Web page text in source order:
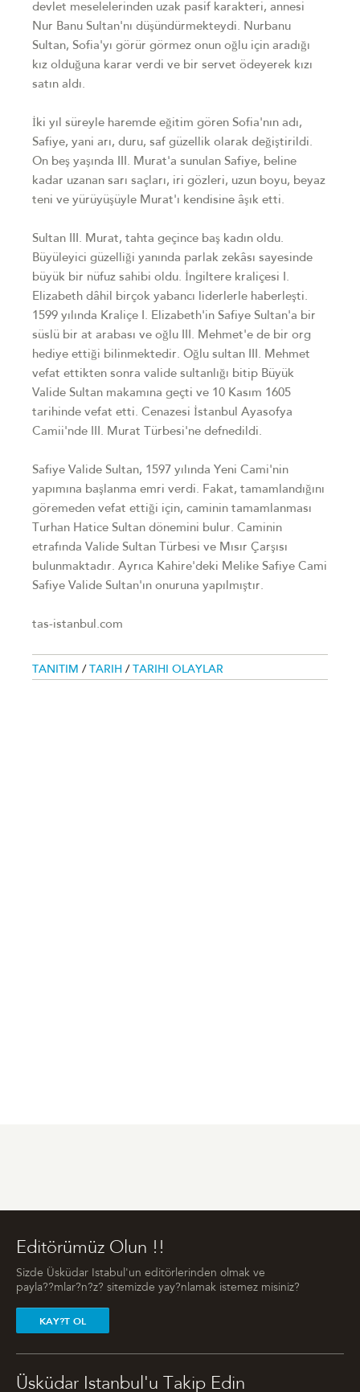
devlet meselelerinden uzak pasif karakteri, annesi
Nur Banu Sultan'nı düşündürmekteydi. Nurbanu
Sultan, Sofia'yı görür görmez onun oğlu için aradığı
kız olduğuna karar verdi ve bir servet ödeyerek kızı
satın aldı.
İki yıl süreyle haremde eğitim gören Sofia'nın adı,
Safiye, yani arı, duru, saf güzellik olarak değiştirildi.
On beş yaşında III. Murat'a sunulan Safiye, beline
kadar uzanan sarı saçları, iri gözleri, uzun boyu, beyaz
teni ve yürüyüşüyle Murat'ı kendisine âşık etti.
Sultan III. Murat, tahta geçince baş kadın oldu.
Büyüleyici güzelliği yanında parlak zekâsı sayesinde
büyük bir nüfuz sahibi oldu. İngiltere kraliçesi I.
Elizabeth dâhil birçok yabancı liderlerle haberleşti.
1599 yılında Kraliçe I. Elizabeth'in Safiye Sultan'a bir
süslü bir at arabası ve oğlu III. Mehmet'e de bir org
hediye ettiği bilinmektedir. Oğlu sultan III. Mehmet
vefat ettikten sonra valide sultanlığı bitip Büyük
Valide Sultan makamına geçti ve 10 Kasım 1605
tarihinde vefat etti. Cenazesi İstanbul Ayasofya
Camii'nde III. Murat Türbesi'ne defnedildi.
Safiye Valide Sultan, 1597 yılında Yeni Cami'nin
yapımına başlanma emri verdi. Fakat, tamamlandığını
göremeden vefat ettiği için, caminin tamamlanması
Turhan Hatice Sultan dönemini bulur. Caminin
etrafında Valide Sultan Türbesi ve Mısır Çarşısı
bulunmaktadır. Ayrıca Kahire'deki Melike Safiye Cami
Safiye Valide Sultan'ın onuruna yapılmıştır.
tas-istanbul.com
TANITIM / TARIH / TARIHI OLAYLAR
Editörümüz Olun !!
Sizde Üsküdar Istabul'un editörlerinden olmak ve
payla??mlar?n?z? sitemizde yay?nlamak istemez misiniz?
KAY?T OL
Üsküdar Istanbul'u Takip Edin